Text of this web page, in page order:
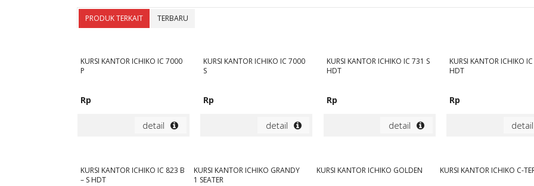
PRODUK TERKAIT TERBARU
KURSI KANTOR ICHIKO IC 7000
P
Rp
detail
KURSI KANTOR ICHIKO IC 7000
S
Rp
detail
KURSI KANTOR ICHIKO IC 731 S
HDT
Rp
detail
KURSI KANTOR ICHIKO
HDT
Rp
detail
KURSI KANTOR ICHIKO IC 823 B
– S HDT
KURSI KANTOR ICHIKO GRANDY
1 SEATER
KURSI KANTOR ICHIKO GOLDEN KURSI KANTOR ICHIKO C-